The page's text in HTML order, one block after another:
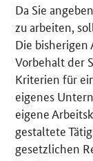
Da Sie
zu arbeiten,
Die
Vorbehalt der
Kriterien für
eigenes
eigene
gestaltete
gesetzlichen